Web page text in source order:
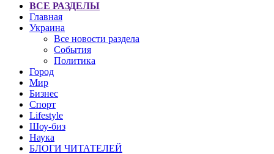
ВСЕ РАЗДЕЛЫ
Главная
Украина
Все новости раздела
События
Политика
Город
Мир
Бизнес
Спорт
Lifestyle
Шоу-биз
Наука
БЛОГИ ЧИТАТЕЛЕЙ